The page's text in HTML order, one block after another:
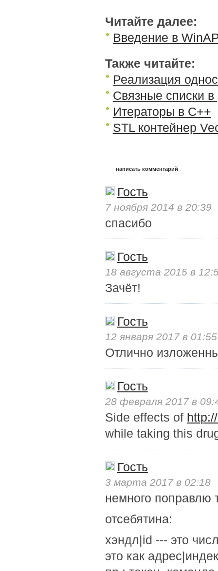
Читайте далее:
Введение в
Также читайте:
Реализация
Связные списки в
Итераторы в C++
STL контейнер
написать комментарий
Гость
7 ноября 2014 в 20:39
спасибо
Гость
18 августа 2015 в
Зачёт!
Гость
12 января 2017 в 01:55
Отлично
Гость
28 февраля 2017 в
Side effects of
while taking this
Гость
3 марта 2017 в 02:18
немного поправлю
отсебятина:
хэндл|id --- это
это как